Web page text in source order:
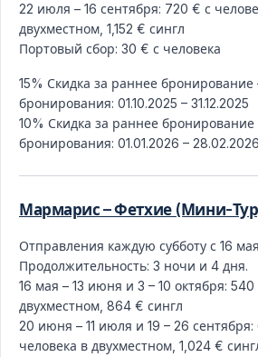
22 июля – 16 сентября: 720 € с
двухместном, 1,152 € сингл
Портовый сбор: 30 € с человека
15% Скидка за раннее бронирование
бронирования: 01.10.2025 – 31.12.2025
10% Скидка за раннее
бронирования: 01.01.2026 – 28.02.2026
Мармарис – Фетхие (Мини-
Отправления каждую субботу с 16
Продолжительность: 3 ночи и 4 дня.
16 мая – 13 июня и 3 – 10 октября:
двухместном, 864 € сингл
20 июня – 11 июля и 19 – 26
человека в двухместном, 1,024 €